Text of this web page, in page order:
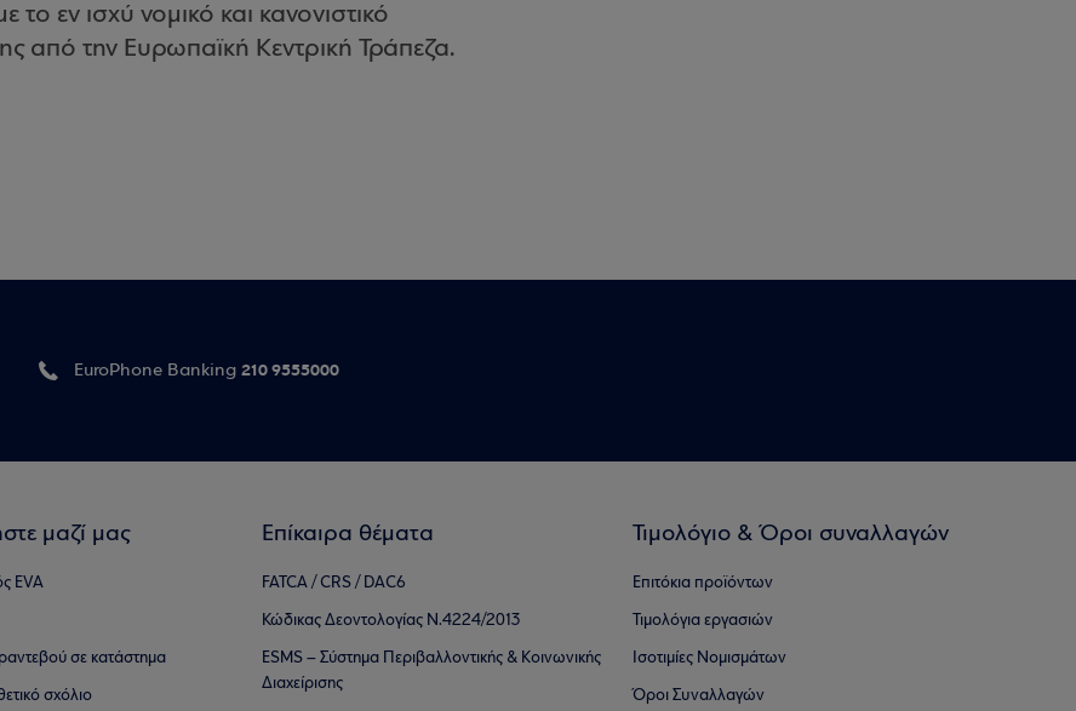
εν ισχύ νομικό και κανονιστικό
από την Ευρωπαϊκή Κεντρική Τράπεζα.
EuroPhone Banking 210 9555000
μαζί μας
EVA
ραντεβού σε κατάστημα
σχόλιο
Επίκαιρα θέματα
FATCA / CRS / DAC6
Κώδικας Δεοντολογίας Ν.4224/2013
ESMS – Σύστημα Περιβαλλοντικής & Κοινωνικής
Διαχείρισης
Τιμολόγιο & Όροι συναλλαγών
Επιτόκια προϊόντων
Τιμολόγια εργασιών
Ισοτιμίες Νομισμάτων
Όροι Συναλλαγών